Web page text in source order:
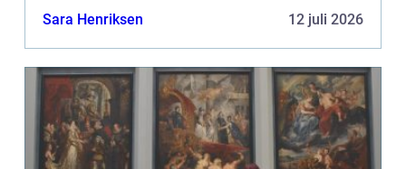
Sara Henriksen 12 juli 2026